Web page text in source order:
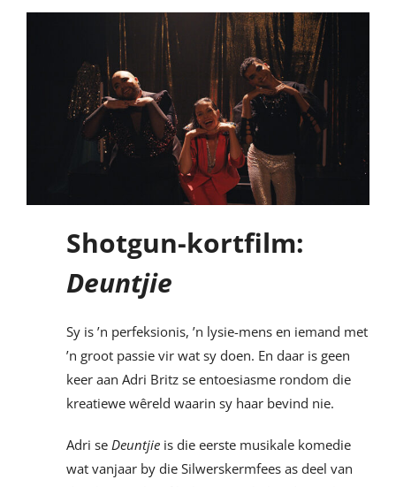
Shotgun-kortfilm:
Deuntjie
Sy is ’n perfeksionis, ’n lysie-mens en iemand met
’n groot passie vir wat sy doen. En daar is geen
keer aan Adri Britz se entoesiasme rondom die
kreatiewe wêreld waarin sy haar bevind nie.
Adri se Deuntjie is die eerste musikale komedie
wat vanjaar by die Silwerskermfees as deel van